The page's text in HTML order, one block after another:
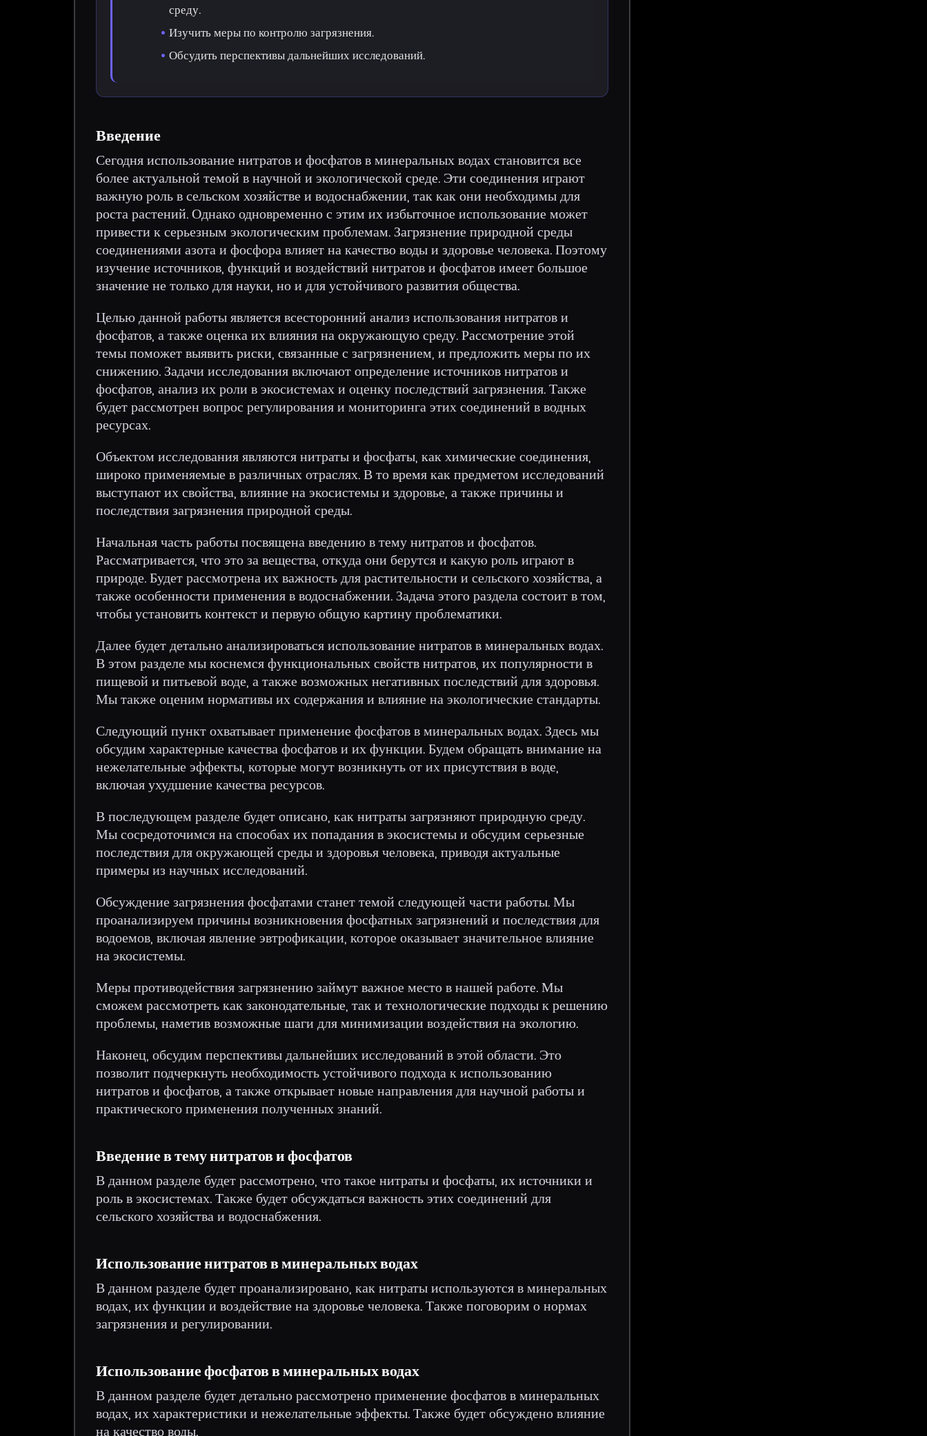
среду.
Изучить меры по контролю загрязнения.
Обсудить перспективы дальнейших исследований.
Введение
Сегодня использование нитратов и фосфатов в минеральных водах становится все
более актуальной темой в научной и экологической среде. Эти соединения играют
важную роль в сельском хозяйстве и водоснабжении, так как они необходимы для
роста растений. Однако одновременно с этим их избыточное использование может
привести к серьезным экологическим проблемам. Загрязнение природной среды
соединениями азота и фосфора влияет на качество воды и здоровье человека. Поэтому
изучение источников, функций и воздействий нитратов и фосфатов имеет большое
значение не только для науки, но и для устойчивого развития общества.
Целью данной работы является всесторонний анализ использования нитратов и
фосфатов, а также оценка их влияния на окружающую среду. Рассмотрение этой
темы поможет выявить риски, связанные с загрязнением, и предложить меры по их
снижению. Задачи исследования включают определение источников нитратов и
фосфатов, анализ их роли в экосистемах и оценку последствий загрязнения. Также
будет рассмотрен вопрос регулирования и мониторинга этих соединений в водных
ресурсах.
Объектом исследования являются нитраты и фосфаты, как химические соединения,
широко применяемые в различных отраслях. В то время как предметом исследований
выступают их свойства, влияние на экосистемы и здоровье, а также причины и
последствия загрязнения природной среды.
Начальная часть работы посвящена введению в тему нитратов и фосфатов.
Рассматривается, что это за вещества, откуда они берутся и какую роль играют в
природе. Будет рассмотрена их важность для растительности и сельского хозяйства, а
также особенности применения в водоснабжении. Задача этого раздела состоит в том,
чтобы установить контекст и первую общую картину проблематики.
Далее будет детально анализироваться использование нитратов в минеральных водах.
В этом разделе мы коснемся функциональных свойств нитратов, их популярности в
пищевой и питьевой воде, а также возможных негативных последствий для здоровья.
Мы также оценим нормативы их содержания и влияние на экологические стандарты.
Следующий пункт охватывает применение фосфатов в минеральных водах. Здесь мы
обсудим характерные качества фосфатов и их функции. Будем обращать внимание на
нежелательные эффекты, которые могут возникнуть от их присутствия в воде,
включая ухудшение качества ресурсов.
В последующем разделе будет описано, как нитраты загрязняют природную среду.
Мы сосредоточимся на способах их попадания в экосистемы и обсудим серьезные
последствия для окружающей среды и здоровья человека, приводя актуальные
примеры из научных исследований.
Обсуждение загрязнения фосфатами станет темой следующей части работы. Мы
проанализируем причины возникновения фосфатных загрязнений и последствия для
водоемов, включая явление эвтрофикации, которое оказывает значительное влияние
на экосистемы.
Меры противодействия загрязнению займут важное место в нашей работе. Мы
сможем рассмотреть как законодательные, так и технологические подходы к решению
проблемы, наметив возможные шаги для минимизации воздействия на экологию.
Наконец, обсудим перспективы дальнейших исследований в этой области. Это
позволит подчеркнуть необходимость устойчивого подхода к использованию
нитратов и фосфатов, а также открывает новые направления для научной работы и
практического применения полученных знаний.
Введение в тему нитратов и фосфатов
В данном разделе будет рассмотрено, что такое нитраты и фосфаты, их источники и
роль в экосистемах. Также будет обсуждаться важность этих соединений для
сельского хозяйства и водоснабжения.
Использование нитратов в минеральных водах
В данном разделе будет проанализировано, как нитраты используются в минеральных
водах, их функции и воздействие на здоровье человека. Также поговорим о нормах
загрязнения и регулировании.
Использование фосфатов в минеральных водах
В данном разделе будет детально рассмотрено применение фосфатов в минеральных
водах, их характеристики и нежелательные эффекты. Также будет обсуждено влияние
на качество воды.